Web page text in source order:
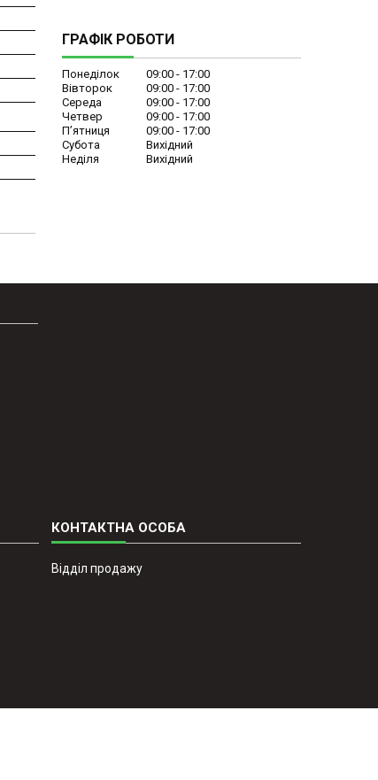
ГРАФІК РОБОТИ
Понеділок 09:00
17:00
Вівторок
09:00
17:00
Середа
09:00
17:00
Четвер
09:00
17:00
Пʼятниця
09:00
17:00
Субота
Вихідний
Неділя
Вихідний
Відділ продажу